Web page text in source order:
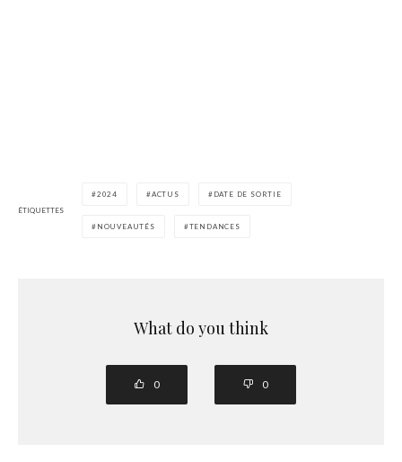
ÉTIQUETTES
2024 ACTUS DATE DE SORTIE
NOUVEAUTÉS TENDANCES
What do you think
0 0